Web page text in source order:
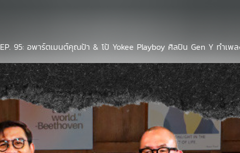
EP. 95: อพาร์ตเมนต์คุณป้า & โป้ Yokee Playboy ศิลปิน Gen Y ทำเพ